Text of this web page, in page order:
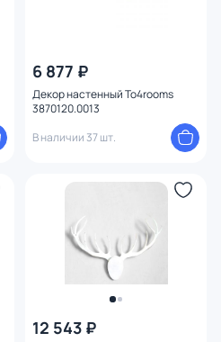
6 877 ₽
Декор настенный To4rooms
3870120.0013
В наличии 37 шт.
12 543 ₽